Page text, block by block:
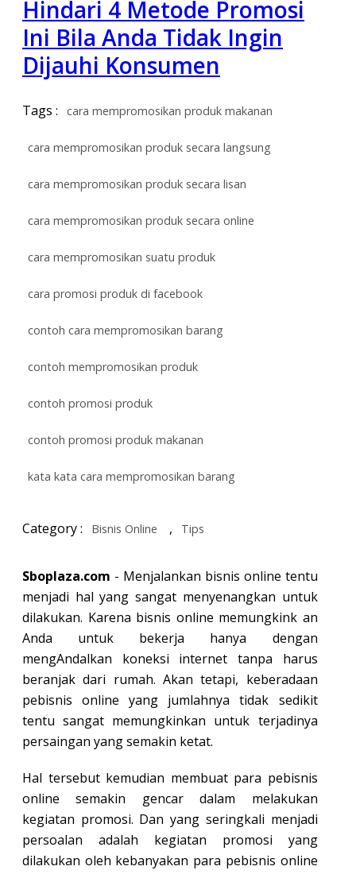
Hindari 4 Metode Promosi
Ini Bila Anda Tidak Ingin
Dijauhi Konsumen
Tags : cara mempromosikan produk makanan
cara mempromosikan produk secara langsung
cara mempromosikan produk secara lisan
cara mempromosikan produk secara online
cara mempromosikan suatu produk
cara promosi produk di facebook
contoh cara mempromosikan barang
contoh mempromosikan produk
contoh promosi produk
contoh promosi produk makanan
kata kata cara mempromosikan barang
Category : Bisnis Online , Tips
Sboplaza.com - Menjalankan bisnis online tentu
menjadi hal yang sangat menyenangkan untuk
dilakukan. Karena bisnis online memungkink an
Anda untuk bekerja hanya dengan
mengAndalkan koneksi internet tanpa harus
beranjak dari rumah. Akan tetapi, keberadaan
pebisnis online yang jumlahnya tidak sedikit
tentu sangat memungkinkan untuk terjadinya
persaingan yang semakin ketat.
Hal tersebut kemudian membuat para pebisnis
online semakin gencar dalam melakukan
kegiatan promosi. Dan yang seringkali menjadi
persoalan adalah kegiatan promosi yang
dilakukan oleh kebanyakan para pebisnis online